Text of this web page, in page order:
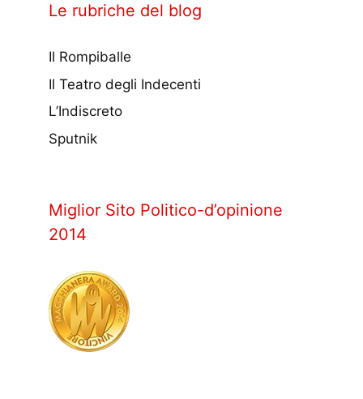
Le rubriche del blog
Il Rompiballe
Il Teatro degli Indecenti
L’Indiscreto
Sputnik
Miglior Sito Politico-d’opinione
2014